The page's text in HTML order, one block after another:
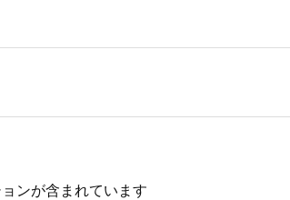
ンが含まれています